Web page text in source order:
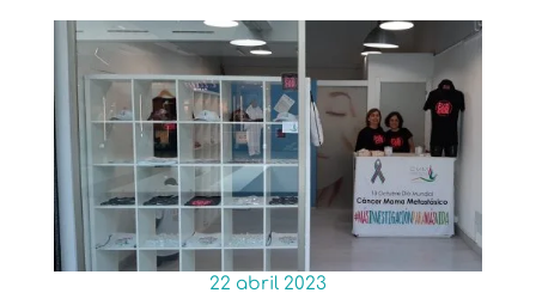
22 abril 2023